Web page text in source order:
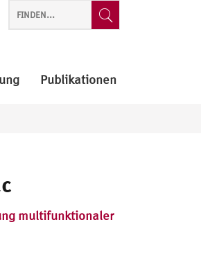
Publikationen
multifunktionaler